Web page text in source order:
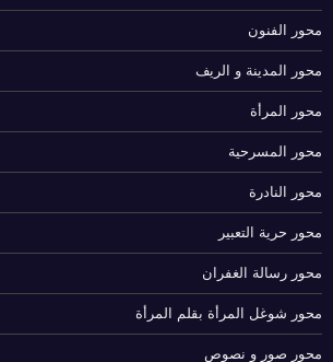
محور الفنون
محور المدينة و الريف
محور المرأة
محور المسرحية
محور النادرة
محور حرية التعبير
محور رسالة الغفران
محور شوغل المرأة بقلم المرأة
محور صور و نصوص